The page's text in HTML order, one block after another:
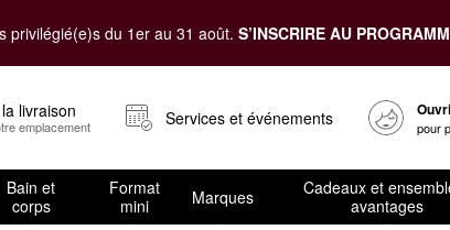
privilégié(e)s du 1er au 31 août. S’INSCRIRE AU
livraison
emplacement Services et événements pour
Bain et
corps
Format
mini
Marques
Cadeaux et
avantages